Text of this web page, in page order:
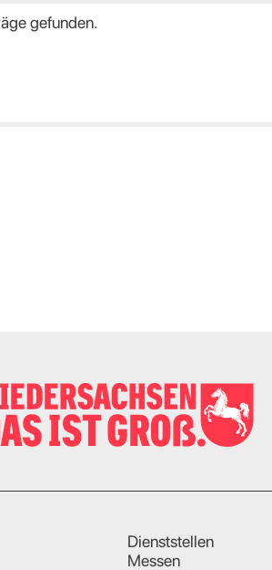
gefunden.
Dienststellen
Messen